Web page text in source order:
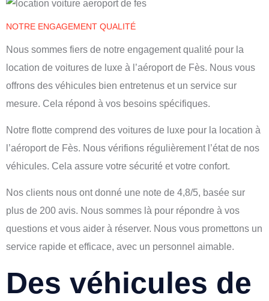
NOTRE ENGAGEMENT QUALITÉ
Nous sommes fiers de notre engagement qualité pour la
location de voitures de luxe à l’aéroport de Fès. Nous vous
offrons des véhicules bien entretenus et un service sur
mesure. Cela répond à vos besoins spécifiques.
Notre flotte comprend des voitures de luxe pour la location à
l’aéroport de Fès. Nous vérifions régulièrement l’état de nos
véhicules. Cela assure votre sécurité et votre confort.
Nos clients nous ont donné une note de 4,8/5, basée sur
plus de 200 avis. Nous sommes là pour répondre à vos
questions et vous aider à réserver. Nous vous promettons un
service rapide et efficace, avec un personnel aimable.
Des véhicules de